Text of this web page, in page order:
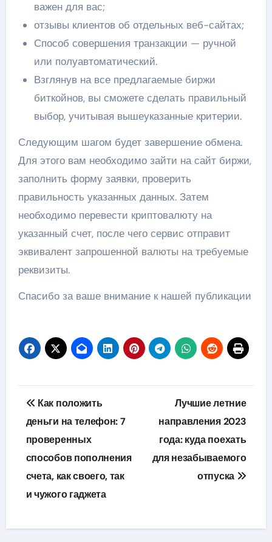
важен для вас;
отзывы клиентов об отдельных веб-сайтах;
Способ совершения транзакции — ручной
или полуавтоматический.
Взглянув на все предлагаемые биржи
биткойнов, вы сможете сделать правильный
выбор, учитывая вышеуказанные критерии.
Следующим шагом будет завершение обмена.
Для этого вам необходимо зайти на сайт биржи,
заполнить форму заявки, проверить
правильность указанных данных. Затем
необходимо перевести криптовалюту на
указанный счет, после чего сервис отправит
эквивалент запрошенной валюты на требуемые
реквизиты.
Спасибо за ваше внимание к нашей публикации
Навигация
по
записям
Как положить
деньги на телефон: 7
проверенных
способов пополнения
счета, как своего, так
и чужого гаджета
Лучшие летние
направления 2023
года: куда поехать
для незабываемого
отпуска